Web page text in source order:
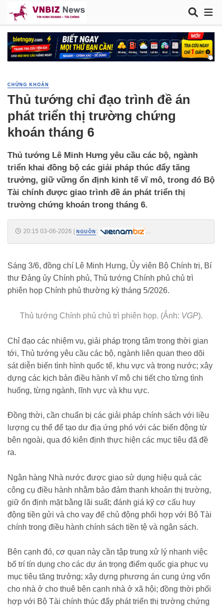
CHỨNG KHOÁN
Thủ tướng chỉ đạo trình đề án
phát triển thị trường chứng
khoán tháng 6
Thủ tướng Lê Minh Hưng yêu cầu các bộ, ngành
triển khai đồng bộ các giải pháp thúc đẩy tăng
trưởng, giữ vững ổn định kinh tế vĩ mô, trong đó Bộ
Tài chính được giao trình đề án phát triển thị
trường chứng khoán trong tháng 6.
20:15 03-06-2026 NGUỒN :
Sáng 3/6, đồng chí Lê Minh Hưng, Ủy viên Bộ Chính trị, Bí
thư Đảng ủy Chính phủ, Thủ tướng Chính phủ chủ trì
phiên họp Chính phủ thường kỳ tháng 5/2026.
Thủ tướng Chính phủ chủ trì phiên họp. (Ảnh: VGP).
Chỉ đạo các nhiệm vụ, giải pháp trọng tâm trong thời gian
tới, Thủ tướng yêu cầu các bộ, ngành liên quan theo dõi
sát diễn biến tình hình quốc tế, khu vực và trong nước; xây
dựng các kịch bản điều hành vĩ mô chi tiết cho từng tình
huống, từng ngành, lĩnh vực và khu vực.
Đồng thời, cần chuẩn bị các giải pháp chính sách với liều
lượng cụ thể để tạo dư địa ứng phó với các biến động từ
bên ngoài, qua đó kiên định thực hiện các mục tiêu đã đề
ra.
Ngân hàng Nhà nước được giao sử dụng hiệu quả các
công cụ điều hành nhằm bảo đảm thanh khoản thị trường,
giữ ổn định mặt bằng lãi suất; đánh giá kỹ cơ cấu huy
động tiền gửi và cho vay để chủ động phối hợp với Bộ Tài
chính trong điều hành chính sách tiền tệ và ngân sách.
Bên cạnh đó, cơ quan này cần tập trung xử lý nhanh việc
bố trí tín dụng cho các dự án trọng điểm quốc gia phục vụ
mục tiêu tăng trưởng; xây dựng phương án cung ứng vốn
cho nhà ở cho thuê bên cạnh nhà ở xã hội; đồng thời phối
hợp với Bộ Tài chính thúc đẩy phát triển thị trường chứng